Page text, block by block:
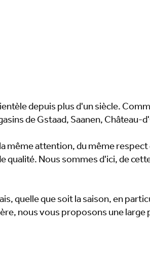
depuis plus d'un siècle.
de Gstaad, Saanen, Château-
même attention, du même
qualité. Nous sommes d'ici, de
quelle que soit la saison, en
nous vous proposons une